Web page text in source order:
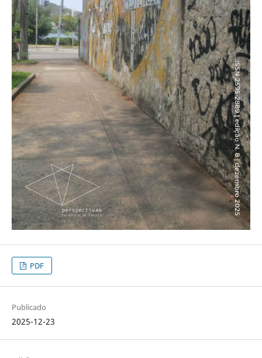
PDF
Publicado
2025-12-23